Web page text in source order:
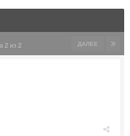
ДАЛЕЕ
2 из 2